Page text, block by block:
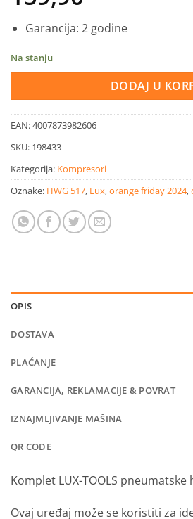
Garancija: 2 godine
Na stanju
DODAJ U
EAN:4007873982606
SKU: 198433
Kategorija: Kompresori
Oznake: HWG 517, Lux,orange friday 2024,
OPIS
DOSTAVA
PLAĆANJE
GARANCIJA, REKLAMACIJE & POVRAT
IZNAJMLJIVANJE MAŠINA
QR CODE
Komplet LUX-TOOLS pneumatske
Ovaj uređaj može se koristiti za